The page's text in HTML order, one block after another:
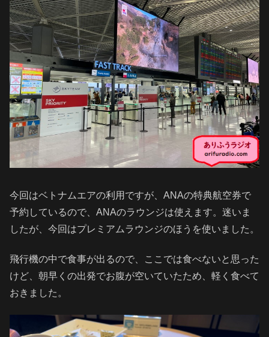
今回はベトナムエアの利用ですが、ANAの特典航空券で
予約しているので、ANAのラウンジは使えます。迷いま
したが、今回はプレミアムラウンジのほうを使いました。
飛行機の中で食事が出るので、ここでは食べないと思った
けど、朝早くの出発でお腹が空いていたため、軽く食べて
おきました。